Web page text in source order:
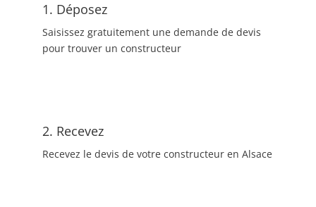
1. Déposez
Saisissez gratuitement une demande de devis
pour trouver un constructeur
2. Recevez
Recevez le devis de votre constructeur en Alsace